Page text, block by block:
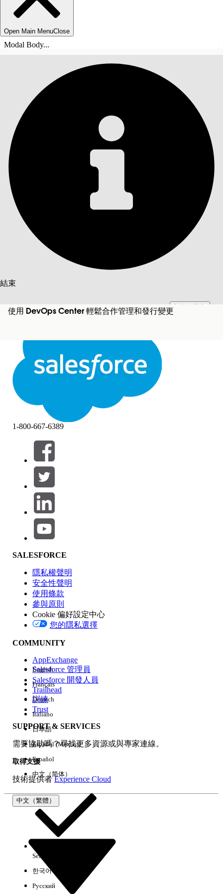
Open Main MenuClose
Modal Body...
結束
此文已使用 Salesforce 機器翻譯系統翻譯。更多詳細資料請參見此處。
結束
使用 DevOps Center 輕鬆合作管理和發行變更
目錄
篩選條件： (0)
選取篩選
產品區域
功能影響
版本
經驗
1-800-667-6389
SALESFORCE
隱私權聲明
安全性聲明
使用條款
參與原則
Cookie 偏好設定中心
您的隱私選擇
COMMUNITY
AppExchange
Salesforce 管理員
Salesforce 開發人員
Trailhead
訓練
Trust
SUPPORT & SERVICES
需要協助嗎？尋找更多資源或與專家連線。
取得支援
技術提供者Experience Cloud
中文（繁體）
English
Français
Deutsch
Italiano
日本語
Español (México)
Español
中文（简体）
Select Org
한국어
Русский